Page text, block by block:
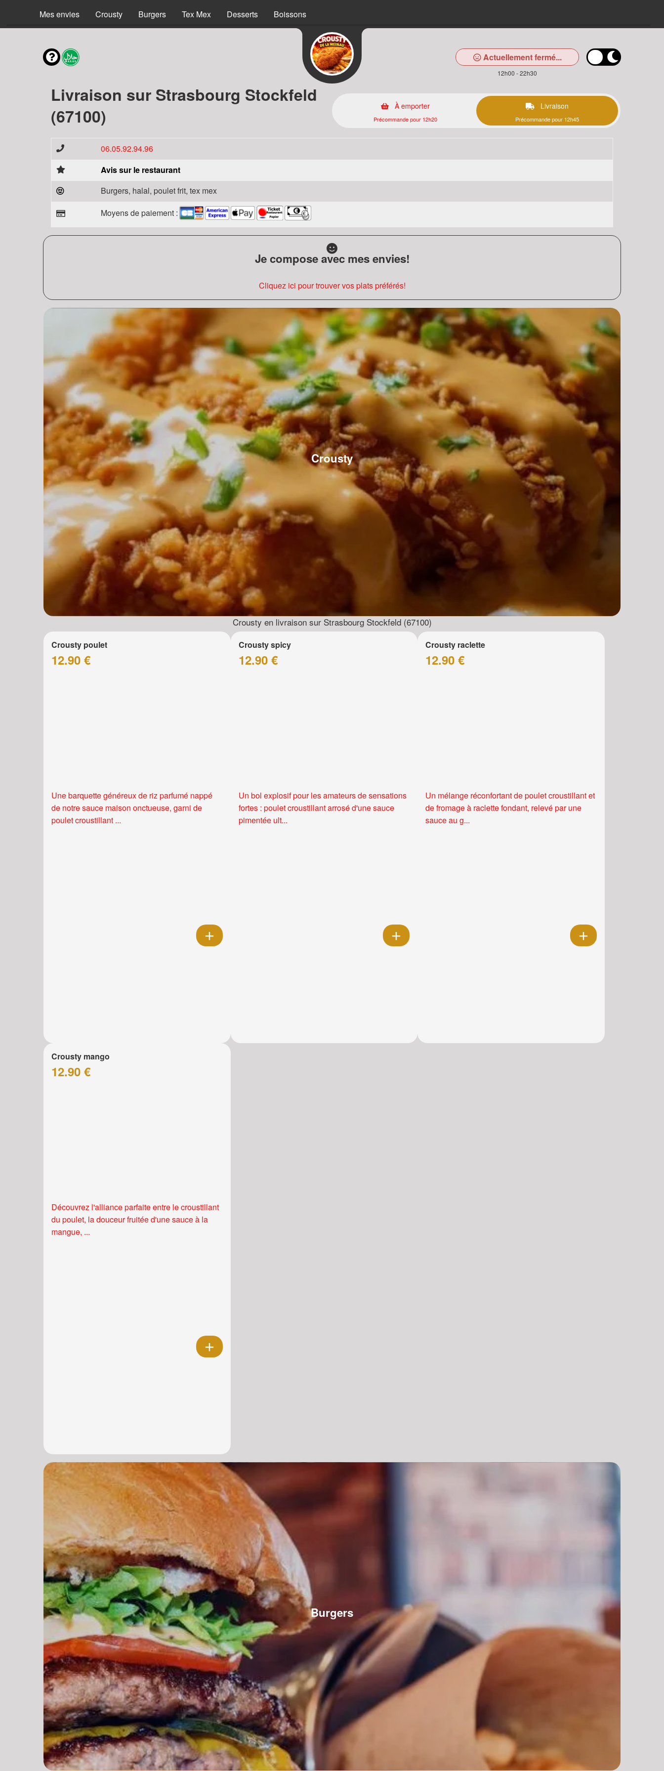
Mes envies Crousty Burgers Tex Mex Desserts Boissons
Actuellement fermé...
12h00 - 22h30
Livraison sur Strasbourg Stockfeld
(67100)
À emporter
Précommande pour 12h20
Livraison
Précommande pour 12h45
06.05.92.94.96
Avis sur le restaurant
Burgers, halal, poulet frit, tex mex
Moyens de paiement :
Je compose avec mes envies!
Cliquez ici pour trouver vos plats préférés!
Crousty
Crousty en livraison sur Strasbourg Stockfeld (67100)
Crousty poulet
12.90 €
Une barquette généreux de riz parfumé nappé
de notre sauce maison onctueuse, garni de
poulet croustillant ...
Crousty spicy
12.90 €
Un bol explosif pour les amateurs de sensations
fortes : poulet croustillant arrosé d'une sauce
pimentée ult...
Crousty raclette
12.90 €
Un mélange réconfortant de poulet croustillant et
de fromage à raclette fondant, relevé par une
sauce au g...
Crousty mango
12.90 €
Découvrez l'alliance parfaite entre le croustillant
du poulet, la douceur fruitée d'une sauce à la
mangue, ...
Burgers